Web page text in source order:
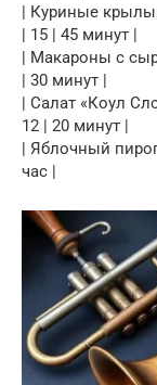
| Куриные
| 15 | 45 минут |
| Макароны с
| 30 минут |
| Салат «Коул
12 | 20 минут |
| Яблочный
час |